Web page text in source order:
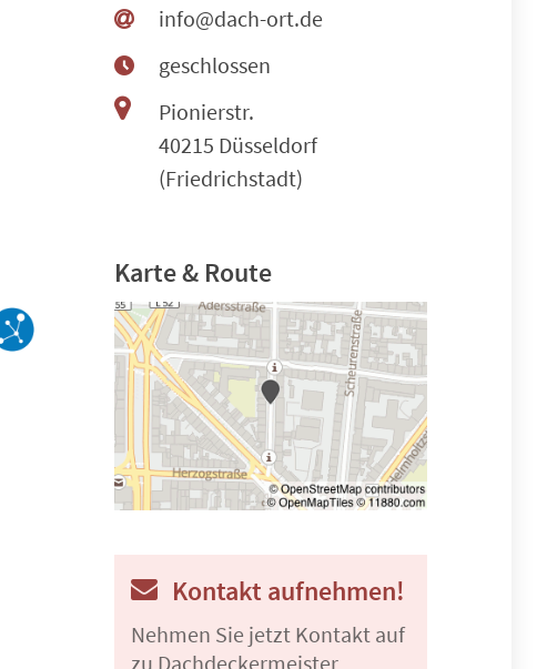
info@dach-ort.de
geschlossen
Pionierstr.
40215 Düsseldorf
(Friedrichstadt)
Karte & Route
Kontakt aufnehmen!
Nehmen Sie jetzt Kontakt auf
zu Dachdeckermeister